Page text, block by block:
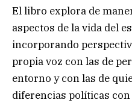
El libro explora de
aspectos de la vida del
incorporando
propia voz con las de
entorno y con las de
diferencias políticas